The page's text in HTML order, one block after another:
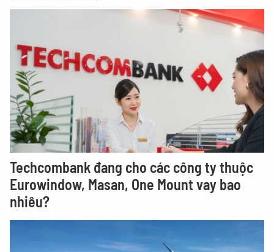
Techcombank đang cho các công ty thuộc
Eurowindow, Masan, One Mount vay bao
nhiêu?